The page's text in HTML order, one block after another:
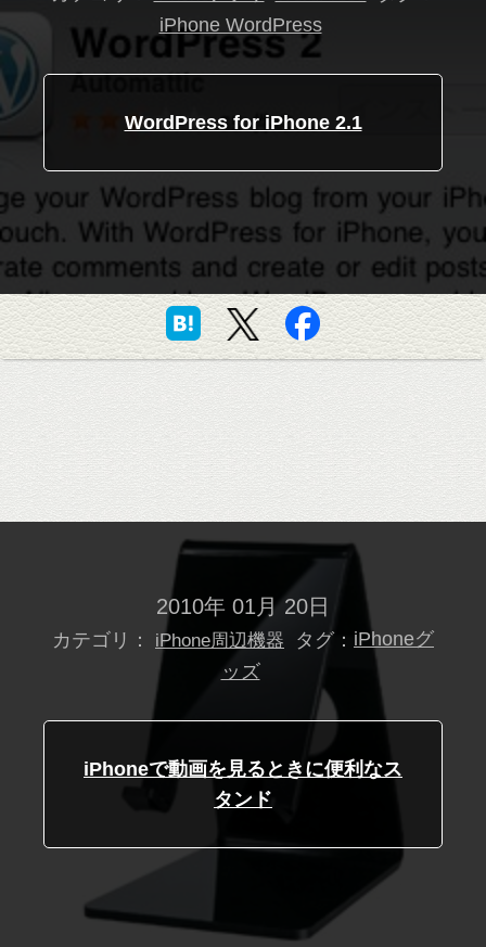
iPhone WordPress
WordPress for iPhone 2.1
2010年 01月 20日
カテゴリ： iPhone周辺機器 タグ： iPhoneグ
ッズ
iPhoneで動画を見るときに便利なス
タンド